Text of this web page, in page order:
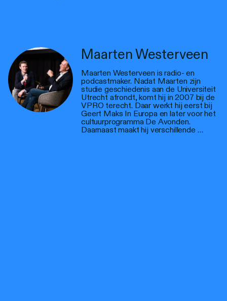
Maarten Westerveen
Maarten Westerveen is radio- en
podcastmaker. Nadat Maarten zijn
studie geschiedenis aan de Universiteit
Utrecht afrondt, komt hij in 2007 bij de
VPRO terecht. Daar werkt hij eerst bij
Geert Maks In Europa en later voor het
cultuurprogramma De Avonden.
Daarnaast maakt hij verschillende …